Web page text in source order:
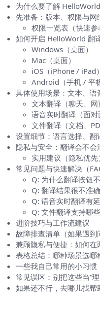
为什么要了解
先准备：版本、权限与网
权限一览表（快速参
如何开启 HelloWorld 翻
Windows（桌面）
Mac（桌面）
iOS（iPhone / iPad）
Android（手机 / 平
具体使用场景：文本、
文本翻译（聊天、网
语音实时翻译（面对
文件翻译（文档、
设置细节：语言选择、翻
隐私与安全：翻译会不
实用建议（隐私优先
常见问题与快速解决（
Q: 为什么翻译按钮
Q: 翻译结果很不准
Q: 语音实时翻译有
Q: 文件翻译支持哪
进阶技巧与工作流建议
故障排查清单（如果遇到
兼顾隐私与便捷：如何在
表格总结：哪种场景选哪
一些我自己常用的小习惯
常见误区：别把这些当“
如果还不行，去哪儿找帮